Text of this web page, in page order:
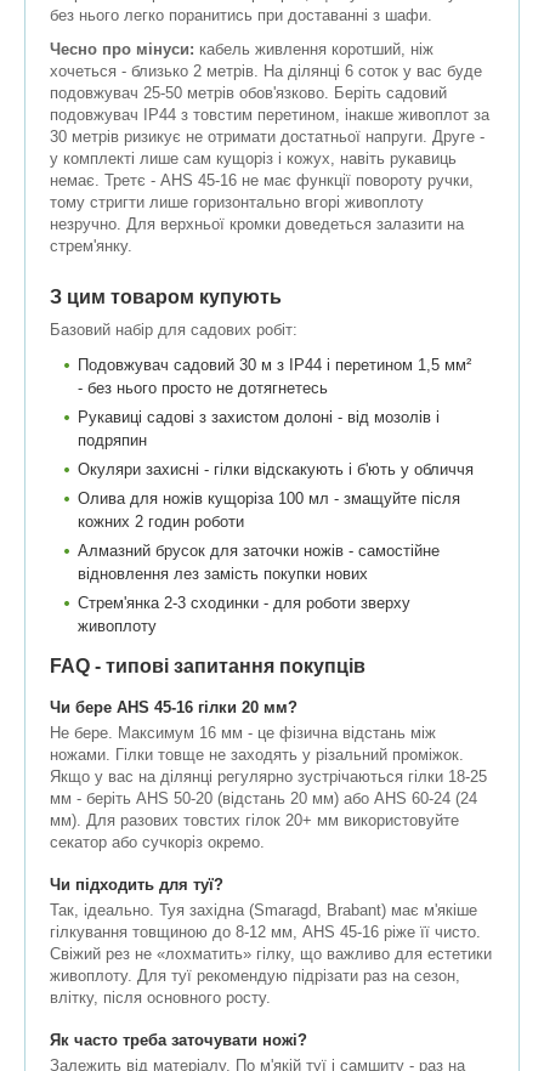
без нього легко поранитись при доставанні з шафи.
Чесно про мінуси: кабель живлення коротший, ніж
хочеться - близько 2 метрів. На ділянці 6 соток у вас буде
подовжувач 25-50 метрів обов'язково. Беріть садовий
подовжувач IP44 з товстим перетином, інакше живоплот за
30 метрів ризикує не отримати достатньої напруги. Друге -
у комплекті лише сам кущоріз і кожух, навіть рукавиць
немає. Третє - AHS 45-16 не має функції повороту ручки,
тому стригти лише горизонтально вгорі живоплоту
незручно. Для верхньої кромки доведеться залазити на
стрем'янку.
З цим товаром купують
Базовий набір для садових робіт:
Подовжувач садовий 30 м з IP44 і перетином 1,5 мм²
- без нього просто не дотягнетесь
Рукавиці садові з захистом долоні - від мозолів і
подряпин
Окуляри захисні - гілки відскакують і б'ють у обличчя
Олива для ножів кущоріза 100 мл - змащуйте після
кожних 2 годин роботи
Алмазний брусок для заточки ножів - самостійне
відновлення лез замість покупки нових
Стрем'янка 2-3 сходинки - для роботи зверху
живоплоту
FAQ - типові запитання покупців
Чи бере AHS 45-16 гілки 20 мм?
Не бере. Максимум 16 мм - це фізична відстань між
ножами. Гілки товще не заходять у різальний проміжок.
Якщо у вас на ділянці регулярно зустрічаються гілки 18-25
мм - беріть AHS 50-20 (відстань 20 мм) або AHS 60-24 (24
мм). Для разових товстих гілок 20+ мм використовуйте
секатор або сучкоріз окремо.
Чи підходить для туї?
Так, ідеально. Туя західна (Smaragd, Brabant) має м'якіше
гілкування товщиною до 8-12 мм, AHS 45-16 ріже її чисто.
Свіжий рез не «лохматить» гілку, що важливо для естетики
живоплоту. Для туї рекомендую підрізати раз на сезон,
влітку, після основного росту.
Як часто треба заточувати ножі?
Залежить від матеріалу. По м'якій туї і самшиту - раз на